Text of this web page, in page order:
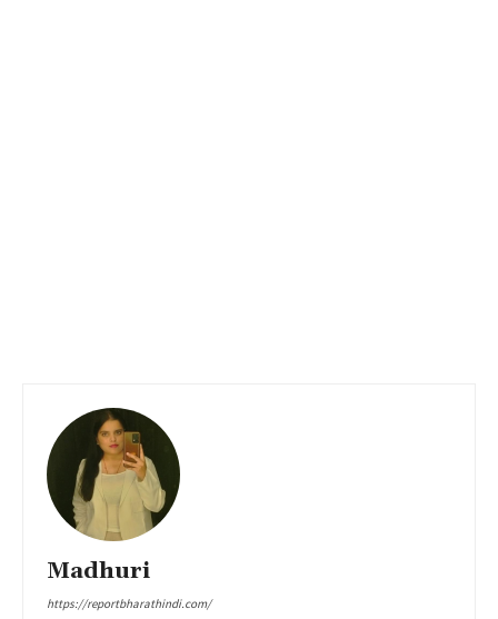
Madhuri
https://reportbharathindi.com/